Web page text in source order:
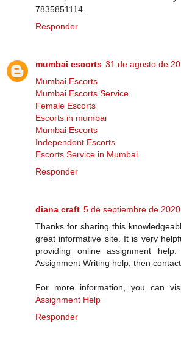
7835851114.
Responder
mumbai escorts 31 de agosto de
Mumbai Escorts
Mumbai Escorts Service
Female Escorts
Escorts in mumbai
Mumbai Escorts
Independent Escorts
Escorts Service in Mumbai
Responder
diana craft 5 de septiembre de
Thanks for sharing this
great informative site. It is very
providing online assignment
Assignment Writing help, then
For more information, you can
Assignment Help
Responder